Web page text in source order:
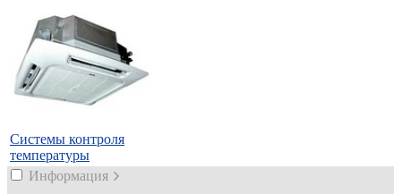
Системы контроля
температуры
Информация